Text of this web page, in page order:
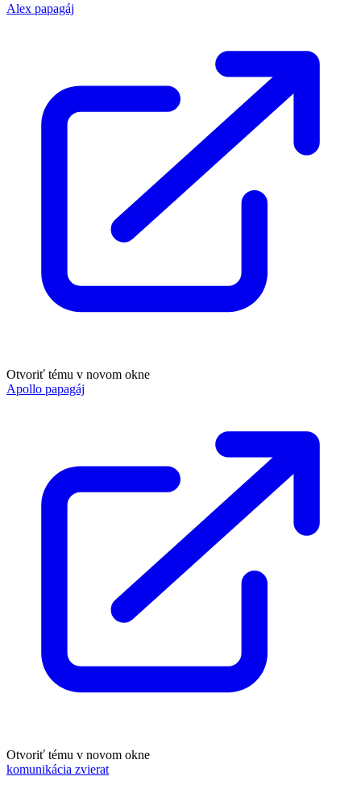
Alex papagáj
Otvoriť tému v novom okne
Apollo papagáj
Otvoriť tému v novom okne
komunikácia zvierat